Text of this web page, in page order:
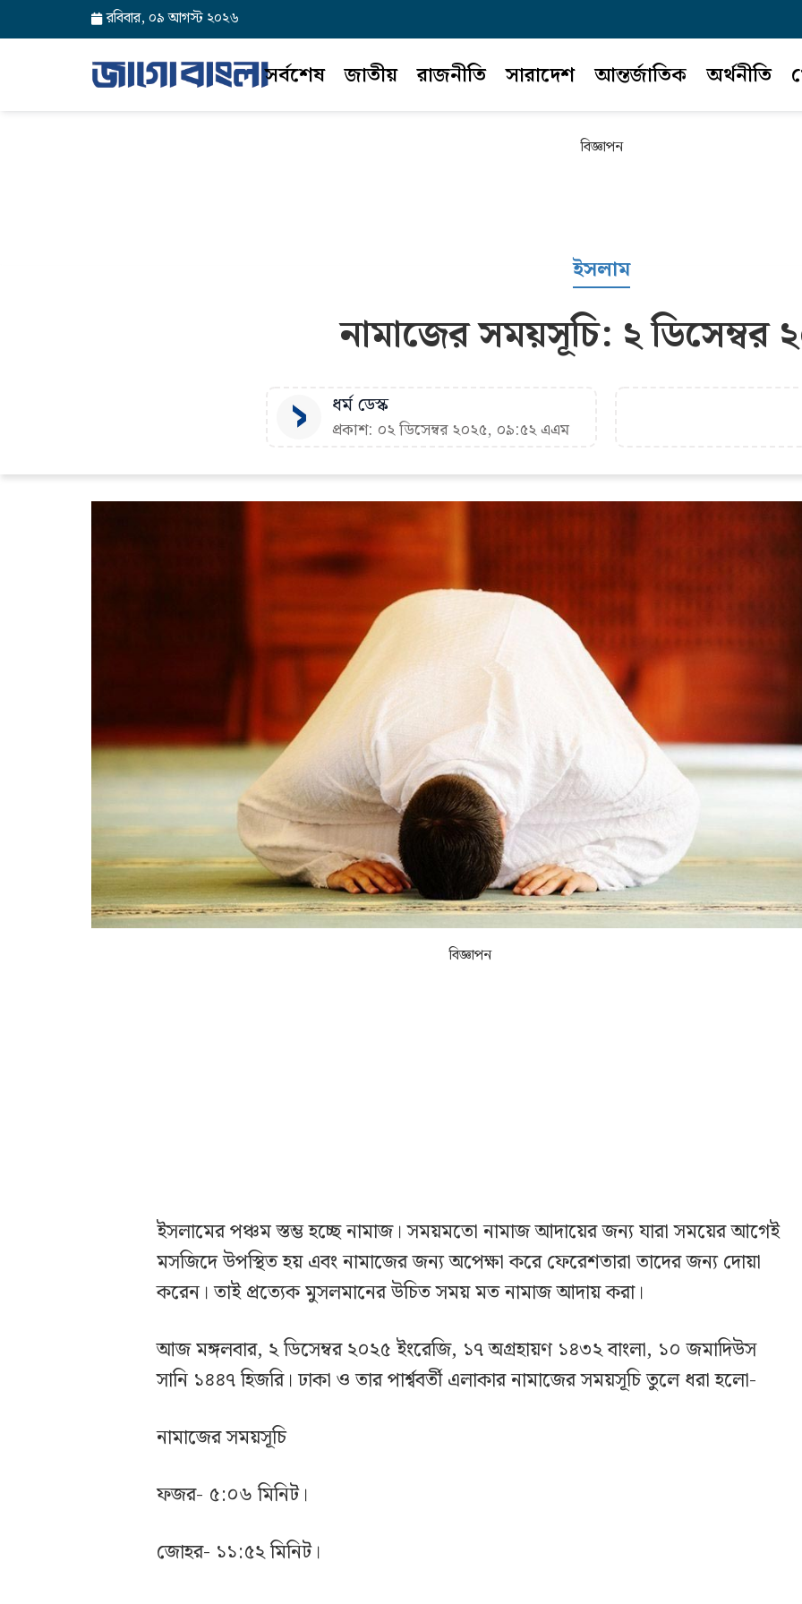
রবিবার, ০৯ আগস্ট ২০২৬
সর্বশেষ জাতীয় রাজনীতি সারাদেশ আন্তর্জাতিক অর্থনীতি
বিজ্ঞাপন
ইসলাম
নামাজের সময়সূচি: ২ ডিসেম্বর
ধর্ম ডেস্ক
প্রকাশ: ০২ ডিসেম্বর ২০২৫, ০৯:৫২ এএম
বিজ্ঞাপন
ইসলামের পঞ্চম স্তম্ভ হচ্ছে নামাজ। সময়মতো নামাজ আদায়ের জন্য যারা সময়ের আগেই
মসজিদে উপস্থিত হয় এবং নামাজের জন্য অপেক্ষা করে ফেরেশতারা তাদের জন্য দোয়া
করেন। তাই প্রত্যেক মুসলমানের উচিত সময় মত নামাজ আদায় করা।
আজ মঙ্গলবার, ২ ডিসেম্বর ২০২৫ ইংরেজি, ১৭ অগ্রহায়ণ ১৪৩২ বাংলা, ১০ জমাদিউস
সানি ১৪৪৭ হিজরি। ঢাকা ও তার পার্শ্ববর্তী এলাকার নামাজের সময়সূচি তুলে ধরা হলো-
নামাজের সময়সূচি
ফজর- ৫:০৬ মিনিট।
জোহর- ১১:৫২ মিনিট।